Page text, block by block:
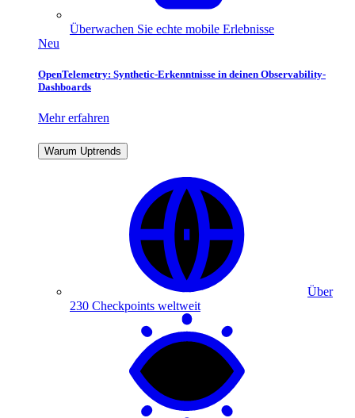
Überwachen Sie echte mobile Erlebnisse
Neu
OpenTelemetry: Synthetic-Erkenntnisse in deinen Observability-
Dashboards
Mehr erfahren
Warum Uptrends
Über
230 Checkpoints weltweit